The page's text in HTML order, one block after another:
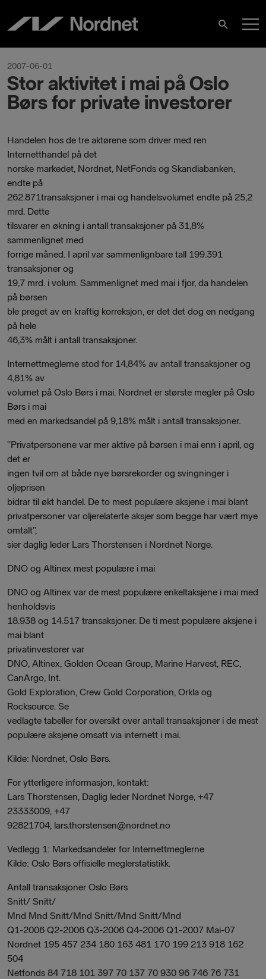
content
Search
2007-06-01
Stor aktivitet i mai på Oslo
Børs for private investorer
Handelen hos de tre aktørene som driver med ren
Internetthandel på det
norske markedet, Nordnet, NetFonds og Skandiabanken,
endte på
262.871transaksjoner i mai og handelsvolumet endte på 25,2
mrd. Dette
tilsvarer en økning i antall transaksjoner på 31,8%
sammenlignet med
forrige måned. I april var sammenlignbare tall 199.391
transaksjoner og
19,7 mrd. i volum. Sammenlignet med mai i fjor, da handelen
på børsen
ble preget av en kraftig korreksjon, er det det dog en nedgang
på hele
46,3% målt i antall transaksjoner.
Internettmeglerne stod for 14,84% av antall transaksjoner og
4,81% av
volumet på Oslo Børs i mai. Nordnet er største megler på Oslo
Børs i mai
med en markedsandel på 9,18% målt i antall transaksjoner.
”Privatpersonene var mer aktive på børsen i mai enn i april, og
det er
ingen tvil om at både nye børsrekorder og svingninger i
oljeprisen
bidrar til økt handel. De to mest populære aksjene i mai blant
privatpersoner var oljerelaterte aksjer som begge har vært mye
omtalt”,
sier daglig leder Lars Thorstensen i Nordnet Norge.
DNO og Altinex mest populære i mai
DNO og Altinex var de mest populære enkeltaksjene i mai med
henholdsvis
18.938 og 14.517 transaksjoner. De ti mest populære aksjene i
mai blant
privatinvestorer var
DNO, Altinex, Golden Ocean Group, Marine Harvest, REC,
CanArgo, Int.
Gold Exploration, Crew Gold Corporation, Orkla og
Rocksource. Se
vedlagte tabeller for oversikt over antall transaksjoner i de mest
populære aksjene omsatt via internett i mai.
Kilde: Nordnet, Oslo Børs.
For ytterligere informasjon, kontakt:
Lars Thorstensen, Daglig leder Nordnet Norge, +47
23333009, +47
92821704, lars.thorstensen@nordnet.no
Vedlegg 1: Markedsandeler for Internettmeglerne
Kilde: Oslo Børs offisielle meglerstatistikk.
Antall transaksjoner Oslo Børs
Snitt/ Snitt/
Mnd Mnd Snitt/Mnd Snitt/Mnd Snitt/Mnd
Q1-2006 Q2-2006 Q3-2006 Q4-2006 Q1-2007 Mai-07
Nordnet 195 457 234 180 163 481 170 199 213 918 162
504
Netfonds 84 718 101 397 70 137 70 930 96 746 76 731